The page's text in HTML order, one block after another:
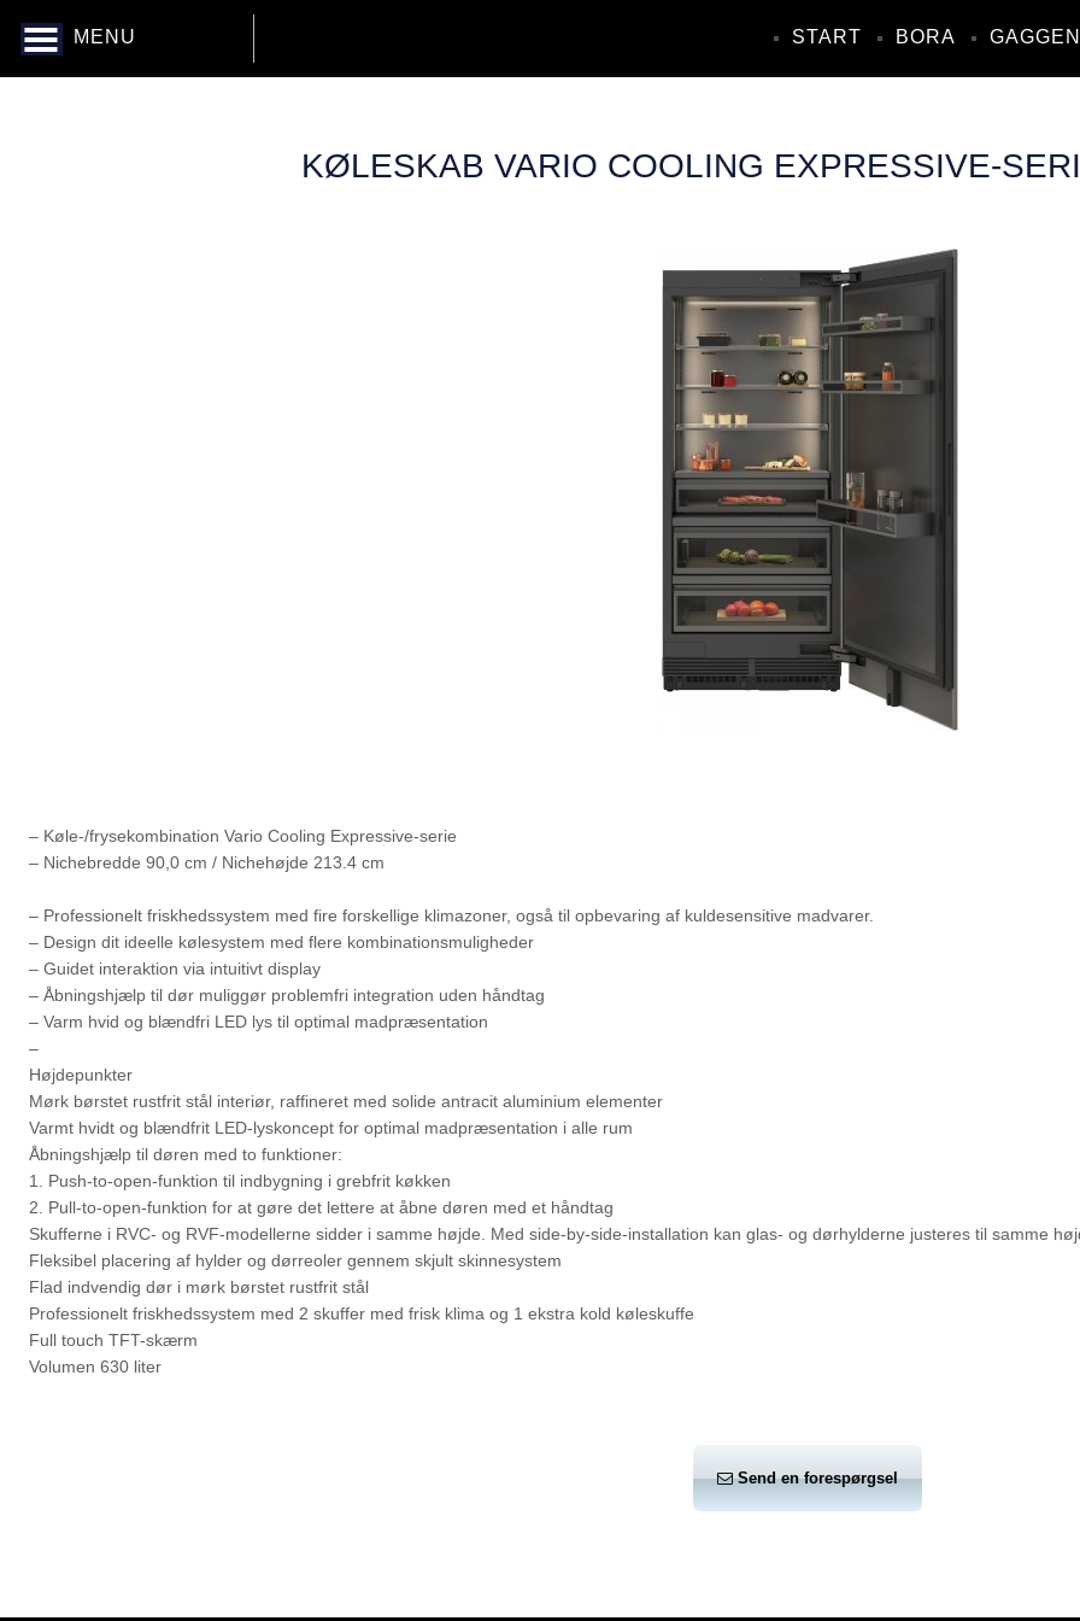
MENU START BORA
KØLESKAB VARIO COOLING EXPRESSIVE-
– Køle-/frysekombination Vario Cooling Expressive-serie
– Nichebredde 90,0 cm / Nichehøjde 213.4 cm
– Professionelt friskhedssystem med fire forskellige klimazoner, også til opbevaring af kuldesensitive madvarer.
– Design dit ideelle kølesystem med flere kombinationsmuligheder
– Guidet interaktion via intuitivt display
– Åbningshjælp til dør muliggør problemfri integration uden håndtag
– Varm hvid og blændfri LED lys til optimal madpræsentation
–
Højdepunkter
Mørk børstet rustfrit stål interiør, raffineret med solide antracit aluminium elementer
Varmt hvidt og blændfrit LED-lyskoncept for optimal madpræsentation i alle rum
Åbningshjælp til døren med to funktioner:
1. Push-to-open-funktion til indbygning i grebfrit køkken
2. Pull-to-open-funktion for at gøre det lettere at åbne døren med et håndtag
Skufferne i RVC- og RVF-modellerne sidder i samme højde. Med side-by-side-installation kan glas- og dørhylderne justeres til samme
Fleksibel placering af hylder og dørreoler gennem skjult skinnesystem
Flad indvendig dør i mørk børstet rustfrit stål
Professionelt friskhedssystem med 2 skuffer med frisk klima og 1 ekstra kold køleskuffe
Full touch TFT-skærm
Volumen 630 liter
Send en forespørgsel